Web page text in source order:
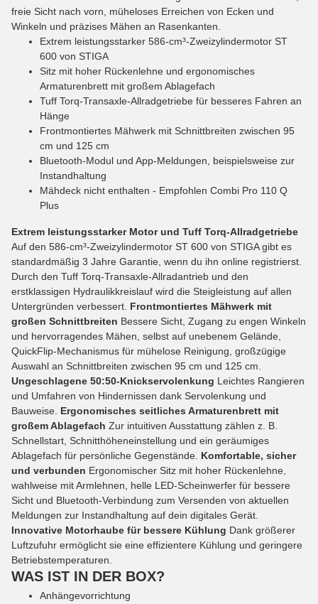
freie Sicht nach vorn, müheloses Erreichen von Ecken und
Winkeln und präzises Mähen an Rasenkanten.
Extrem leistungsstarker 586-cm³-Zweizylindermotor ST
600 von STIGA
Sitz mit hoher Rückenlehne und ergonomisches
Armaturenbrett mit großem Ablagefach
Tuff Torq-Transaxle-Allradgetriebe für besseres Fahren an
Hänge
Frontmontiertes Mähwerk mit Schnittbreiten zwischen 95
cm und 125 cm
Bluetooth-Modul und App-Meldungen, beispielsweise zur
Instandhaltung
Mähdeck nicht enthalten - Empfohlen Combi Pro 110 Q
Plus
Extrem leistungsstarker Motor und Tuff Torq-Allradgetriebe
Auf den 586-cm³-Zweizylindermotor ST 600 von STIGA gibt es
standardmäßig 3 Jahre Garantie, wenn du ihn online registrierst.
Durch den Tuff Torq-Transaxle-Allradantrieb und den
erstklassigen Hydraulikkreislauf wird die Steigleistung auf allen
Untergründen verbessert. Frontmontiertes Mähwerk mit
großen Schnittbreiten Bessere Sicht, Zugang zu engen Winkeln
und hervorragendes Mähen, selbst auf unebenem Gelände,
QuickFlip-Mechanismus für mühelose Reinigung, großzügige
Auswahl an Schnittbreiten zwischen 95 cm und 125 cm.
Ungeschlagene 50:50-Knickservolenkung Leichtes Rangieren
und Umfahren von Hindernissen dank Servolenkung und
Bauweise. Ergonomisches seitliches Armaturenbrett mit
großem Ablagefach Zur intuitiven Ausstattung zählen z. B.
Schnellstart, Schnitthöheneinstellung und ein geräumiges
Ablagefach für persönliche Gegenstände. Komfortable, sicher
und verbunden Ergonomischer Sitz mit hoher Rückenlehne,
wahlweise mit Armlehnen, helle LED-Scheinwerfer für bessere
Sicht und Bluetooth-Verbindung zum Versenden von aktuellen
Meldungen zur Instandhaltung auf dein digitales Gerät.
Innovative Motorhaube für bessere Kühlung Dank größerer
Luftzufuhr ermöglicht sie eine effizientere Kühlung und geringere
Betriebstemperaturen.
WAS IST IN DER BOX?
Anhängevorrichtung